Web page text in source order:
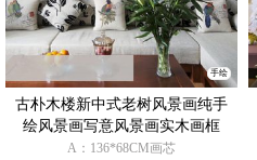
手绘
古朴木楼新中式老树风景画纯手
绘风景画写意风景画实木画框
A：136*68CM画芯